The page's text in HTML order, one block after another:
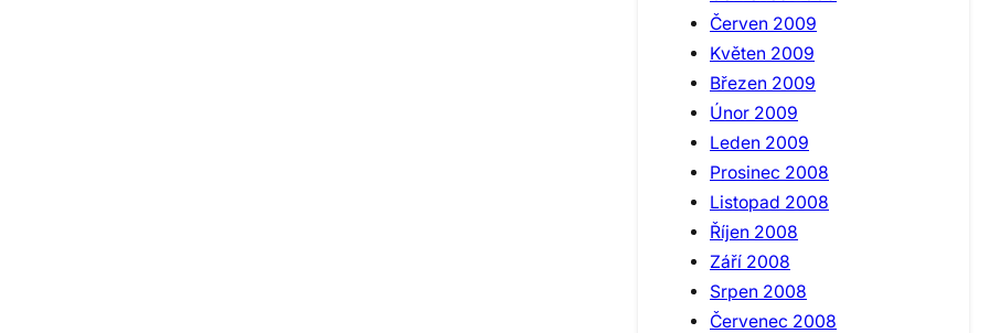
Červen 2009
Květen 2009
Březen 2009
Únor 2009
Leden 2009
Prosinec 2008
Listopad 2008
Říjen 2008
Září 2008
Srpen 2008
Červenec 2008